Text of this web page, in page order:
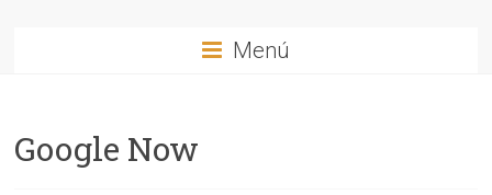
Menú
Google Now